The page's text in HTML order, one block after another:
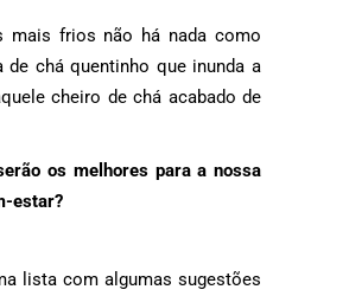
mais frios não há nada como
de chá quentinho que inunda a
cheiro de chá acabado de
os melhores para a nossa
estar?
lista com algumas sugestões